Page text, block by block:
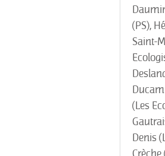
(PS),
Saint-
(Les
Denis